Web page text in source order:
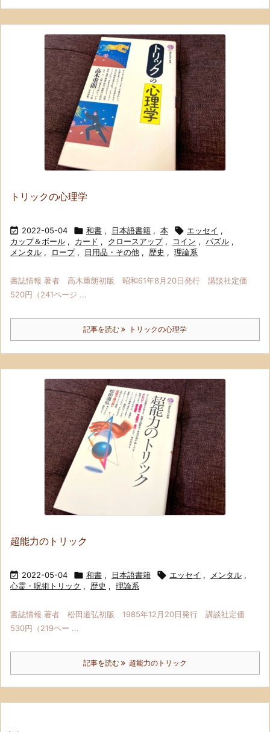
トリックの心理学
 2022-05-04  和書 , 日本語書籍 , 本  エッセイ ,
カップ＆ボール , カード , クロースアップ , コイン , パズル ,
メンタル , ロープ , 日用品・その他 , 歴史 , 理論系
書誌情報 著者 高木重朗初版 昭和61年8月20日発行 講談社定価
520円（241ページ ...
記事を読む トリックの心理学
超能力のトリック
 2022-05-04  和書 , 日本語書籍  エッセイ , メンタル ,
心霊・呪術トリック , 歴史 , 理論系
書誌情報 著者 松田道弘初版 1985年12月20日発行 講談社定価
530円（219ペー ...
記事を読む 超能力のトリック